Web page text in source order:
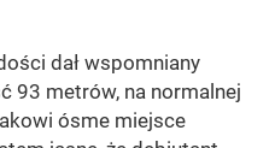
dał wspomniany
93 metrów, na normalnej
ósme miejsce